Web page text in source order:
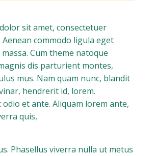
sit amet, consectetuer
commodo ligula eget
Cum theme natoque
dis parturient montes,
mus. Nam quam nunc, blandit
hendrerit id, lorem.
odio et ante. Aliquam lorem ante,
quis,
Phasellus viverra nulla ut metus